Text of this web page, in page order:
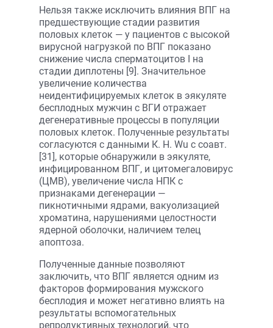
Нельзя также исключить влияния ВПГ на
предшествующие стадии развития
половых клеток — у пациентов с высокой
вирусной нагрузкой по ВПГ показано
снижение числа сперматоцитов I на
стадии диплотены [9]. Значительное
увеличение количества
неидентифицируемых клеток в эякуляте
бесплодных мужчин с ВГИ отражает
дегенеративные процессы в популяции
половых клеток. Полученные результаты
согласуются с данными К. Н. Wu с соавт.
[31], которые обнаружили в эякуляте,
инфицированном ВПГ, и цитомегаловирус
(ЦМВ), увеличение числа НПК с
признаками дегенерации —
пикнотичными ядрами, вакуолизацией
хроматина, нарушениями целостности
ядерной оболочки, наличием телец
апоптоза.
Полученные данные позволяют
заключить, что ВПГ является одним из
факторов формирования мужского
бесплодия и может негативно влиять на
результаты вспомогательных
репродуктивных технологий, что